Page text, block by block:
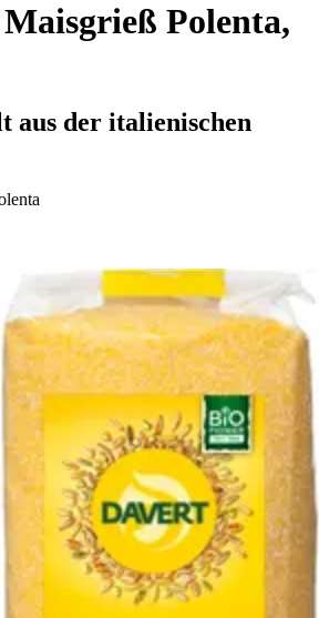
Polenta,
aus der italienischen